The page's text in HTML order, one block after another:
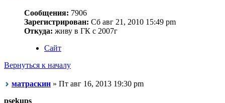
Сообщения: 7906
Зарегистрирован: Сб авг 21, 2010 15:49 pm
Откуда: живу в ГК с 2007г
Сайт
Вернуться к началу
матраскин » Пт авг 16, 2013 19:30 pm
psekups